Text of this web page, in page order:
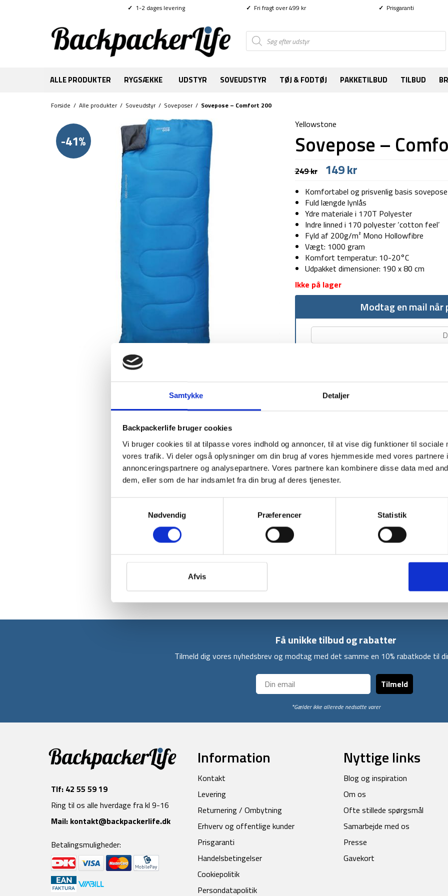
Samtykke Detaljer
Backpackerlife bruger cookies
Vi bruger cookies til at tilpasse vores indhold og annoncer, til at vise dig funktioner til sociale
vores trafik. Vi deler også oplysninger om din brug af vores hjemmeside med vores partnere
annonceringspartnere og analysepartnere. Vores partnere kan kombinere disse data med
dem, eller som de har indsamlet fra din brug af deres tjenester.
Nødvendig
Præferencer Statistik
Afvis
✓ 1-2 dages levering ✓ Fri fragt over 499 kr ✓ Prisgaranti
Products
search
ALLE PRODUKTER RYGSÆKKE UDSTYR SOVEUDSTYR TØJ & FODTØJ PAKKETILBUD TILBUD
Forside / Alle produkter/ Soveudstyr/ Soveposer/ Sovepose – Comfort 200
-41%
Yellowstone
Sovepose –
249kr Den
oprindelige
pris
var:
249 kr.
149krDen
pris
er:
149 kr.
Komfortabel og prisvenlig basis
Fuld længde lynlås
Ydre materiale i 170T Polyester
Indre linned i 170 polyester ‘cotton feel’
Fyld af 200g/m² Mono Hollowfibre
Vægt: 1000 gram
Komfort temperatur: 10-20°C
Udpakket dimensioner: 190 x 80 cm
Ikke på lager
Modtag en mail når
1-2 dages levering Fri
BESKRIVELSE
Denne basis Comfort 200 sovepose er en
kendetegnet ved at være prisvenlig,
under indendørsbrug.
Der er fuld længde lynlås i soveposen,
linned af 170 Polyester i ‘cotton feel’.
som giver en komfort temperatur på mellem
Soveposen vejer 1000 gram og har
sovepose til sommermånederne eller til
Få unikke tilbud og rabatter
Tilmeld dig vores nyhedsbrev og modtag med det samme en 10% rabatkode til
Tilmeld
*Gælder ikke allerede nedsatte varer
Tlf: 42 55 59 19
Ring til os alle hverdage fra kl 9-16
Mail: kontakt@backpackerlife.dk
Betalingsmuligheder:
Information
Kontakt
Levering
Returnering / Ombytning
Erhverv og offentlige kunder
Prisgaranti
Handelsbetingelser
Cookiepolitik
Persondatapolitik
Nyttige links
Blog og inspiration
Om os
Ofte stillede spørgsmål
Samarbejde med os
Presse
Gavekort